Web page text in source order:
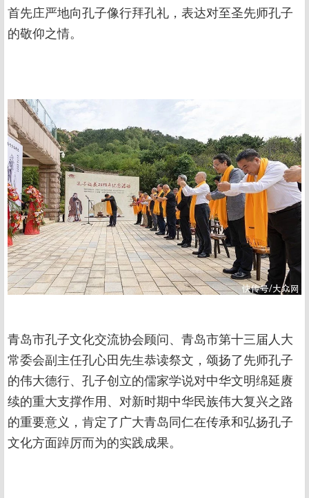
首先庄严地向孔子像行拜孔礼，表达对至圣先师孔子
的敬仰之情。
青岛市孔子文化交流协会顾问、青岛市第十三届人大
常委会副主任孔心田先生恭读祭文，颂扬了先师孔子
的伟大德行、孔子创立的儒家学说对中华文明绵延赓
续的重大支撑作用、对新时期中华民族伟大复兴之路
的重要意义，肯定了广大青岛同仁在传承和弘扬孔子
文化方面踔厉而为的实践成果。